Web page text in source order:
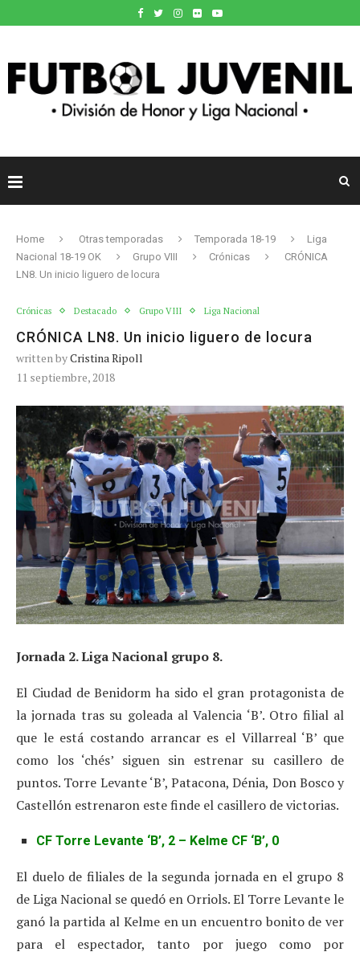
Home Otras temporadas Temporada 18-19
Liga
Nacional 18-19 OK
Grupo VIII Crónicas
CRÓNICA
LN8. Un inicio liguero de locura
Crónicas Destacado Grupo VIII Liga Nacional
CRÓNICA LN8. Un inicio liguero de locura
written byCristina Ripoll
11 septiembre, 2018
Jornada 2. Liga Nacional grupo 8.
El Ciudad de Benidorm ha sido el gran protagonista de
la jornada tras su goleada al Valencia ‘B’. Otro filial al
que le está costando arrancar es el Villarreal ‘B’ que
como los ‘chés’ siguen sin estrenar su casillero de
puntos. Torre Levante ‘B’, Patacona, Dénia, Don Bosco y
Castellón estrenaron este finde el casillero de victorias.
CF Torre Levante ‘B’, 2 – Kelme CF ‘B’, 0
El duelo de filiales de la segunda jornada en el grupo 8
de Liga Nacional se quedó en Orriols. El Torre Levante le
ganó la partida al Kelme en un encuentro bonito de ver
para el espectador, tanto por juego como por